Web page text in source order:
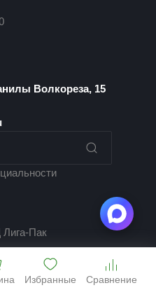
Волкореза, 15
Пак
Избранные Сравнение